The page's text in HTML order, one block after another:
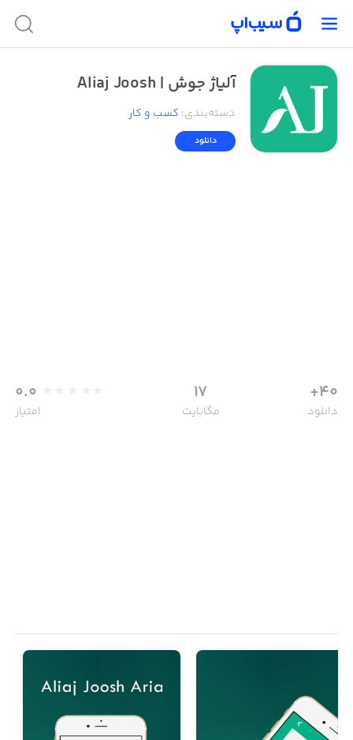
آلیاژ جوش |‌ Aliaj Joosh
دسته‌بندی: کسب‌ و ‌کار
دانلود
40+
دانلود
17
مگابایت
0.0
امتیاز